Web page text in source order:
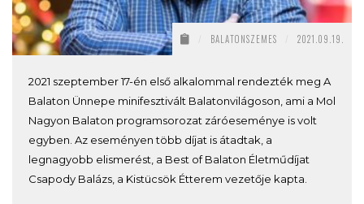
BALATONSZEMES 2021.09.19.
2021 szeptember 17-én első alkalommal rendezték meg A
Balaton Ünnepe minifesztivált Balatonvilágoson, ami a Mol
Nagyon Balaton programsorozat záróeseménye is volt
egyben. Az eseményen több díjat is átadtak, a
legnagyobb elismerést, a Best of Balaton Életműdíjat
Csapody Balázs, a Kistücsök Étterem vezetője kapta.